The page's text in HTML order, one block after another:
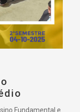
Fundamental e